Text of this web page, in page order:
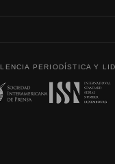
PERIODÍSTICA Y